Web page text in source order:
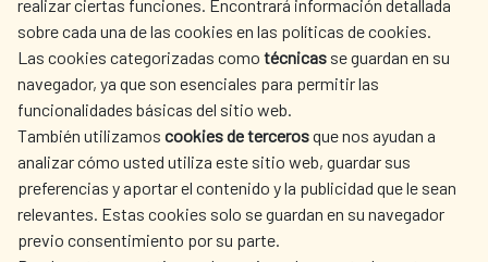
realizar ciertas funciones. Encontrará información detallada
sobre cada una de las cookies en las políticas de cookies.
Las cookies categorizadas como técnicas se guardan en su
navegador, ya que son esenciales para permitir las
funcionalidades básicas del sitio web.
También utilizamos cookies de tercerosque nos ayudan a
analizar cómo usted utiliza este sitio web, guardar sus
preferencias y aportar el contenido y la publicidad que le sean
relevantes. Estas cookies solo se guardan en su navegador
previo consentimiento por su parte.
AECID
WHERE DO WE COOPERATE?
SPANISH HUMANITARIAN
ACTION
PRESS ROOM
CULTURE AND SCIENCE LIBRARY